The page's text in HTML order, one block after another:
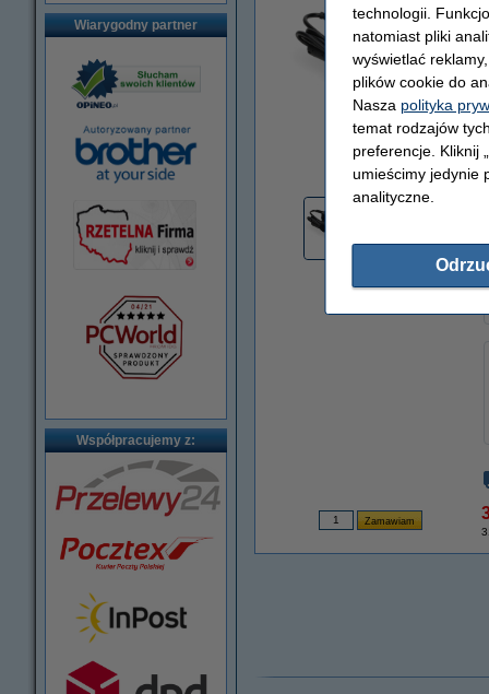
Wiarygodny partner
Współpracujemy z:
powiększ
technologii.
natomiast pliki
wyświetlać
plików cookie do
Nasza polityka
temat rodzajów
preferencje. Kliknij
umieścimy jedynie
analityczne.